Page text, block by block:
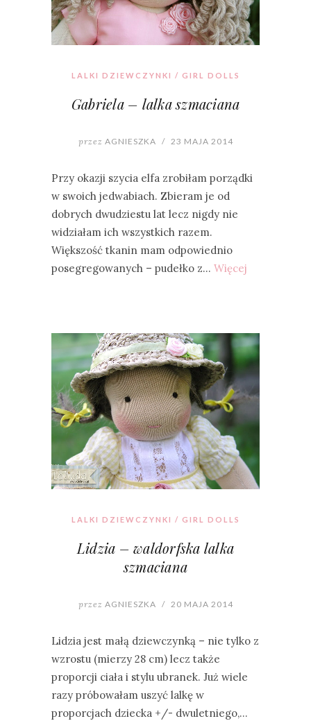
LALKI DZIEWCZYNKI / GIRL DOLLS
Gabriela – lalka szmaciana
przez AGNIESZKA / 23 MAJA 2014
Przy okazji szycia elfa zrobiłam porządki
w swoich jedwabiach. Zbieram je od
dobrych dwudziestu lat lecz nigdy nie
widziałam ich wszystkich razem.
Większość tkanin mam odpowiednio
posegregowanych – pudełko z… Więcej
LALKI DZIEWCZYNKI / GIRL DOLLS
Lidzia – waldorfska lalka
szmaciana
przez AGNIESZKA / 20 MAJA 2014
Lidzia jest małą dziewczynką – nie tylko z
wzrostu (mierzy 28 cm) lecz także
proporcji ciała i stylu ubranek. Już wiele
razy próbowałam uszyć lalkę w
proporcjach dziecka +/- dwuletniego,…